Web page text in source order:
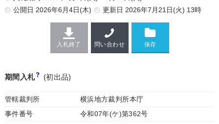
公開日 2026年6月4日(木) 更新日 2026年7月21日(火) 13時
入札終了 問い合わせ
期間入札 (初出品)
管轄裁判所
横浜地方裁判所本庁
事件番号
令和07年(ケ)第362号